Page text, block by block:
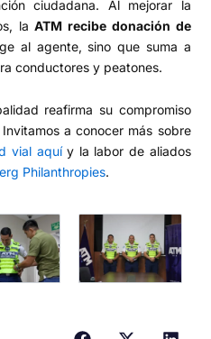
ciudadana. Al mejorar la
laATM recibe donación de
al agente, sino que suma a
conductores y peatones.
reafirma su compromiso
a conocer más sobre
vial aquíy la labor de aliados
Philanthropies.